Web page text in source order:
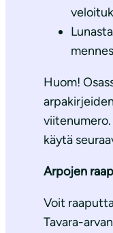
Huom!
käytä
Arpojen
Voit
Tavara-